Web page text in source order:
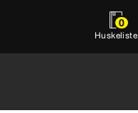
0
Huskeliste